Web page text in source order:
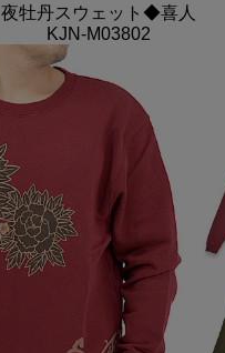
夜牡丹スウェット◆喜人
KJN-M03802